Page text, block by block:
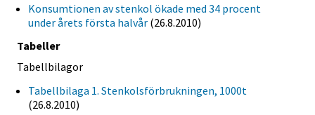
Konsumtionen av stenkol ökade med 34 procent
under årets första halvår (26.8.2010)
Tabeller
Tabellbilagor
Tabellbilaga 1. Stenkolsförbrukningen, 1000t
(26.8.2010)